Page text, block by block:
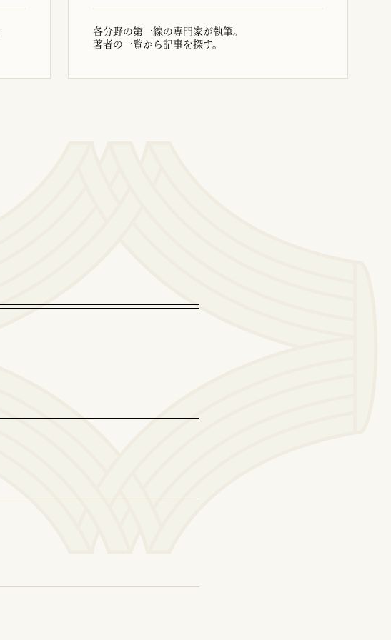
各分野の第一線の専門家が執筆。
著者の一覧から記事を探す。